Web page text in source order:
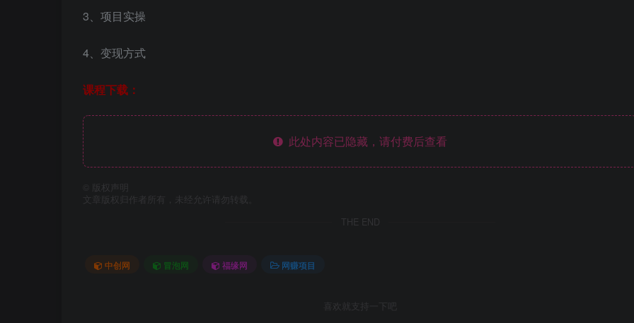
3、项目实操
4、变现方式
课程下载：
此处内容已隐藏，请付费后查看
版权声明
文章版权归作者所有，未经允许请勿转载。
THE END
中创网 冒泡网 福缘网 网赚项目
喜欢就支持一下吧